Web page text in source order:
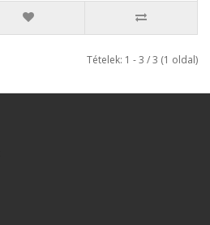
Tételek: 1 - 3 / 3 (1 oldal)